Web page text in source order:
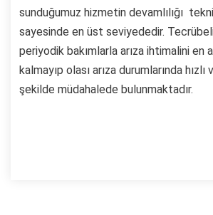
sunduğumuz hizmetin devamlılığı
sayesinde en üst seviyededir.
periyodik bakımlarla arıza ihtimalini en
kalmayıp olası arıza durumlarında
şekilde müdahalede bulunmaktadır.